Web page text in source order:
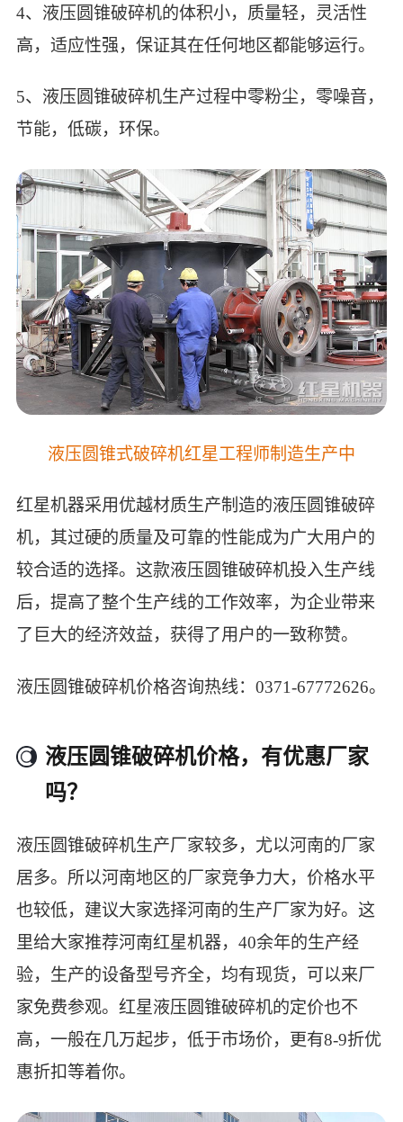
4、液压圆锥破碎机的体积小，质量轻，灵活性
高，适应性强，保证其在任何地区都能够运行。
5、液压圆锥破碎机生产过程中零粉尘，零噪音，
节能，低碳，环保。
液压圆锥式破碎机红星工程师制造生产中
红星机器采用优越材质生产制造的液压圆锥破碎
机，其过硬的质量及可靠的性能成为广大用户的
较合适的选择。这款液压圆锥破碎机投入生产线
后，提高了整个生产线的工作效率，为企业带来
了巨大的经济效益，获得了用户的一致称赞。
液压圆锥破碎机价格咨询热线：0371-67772626。
液压圆锥破碎机价格，有优惠厂家
吗？
液压圆锥破碎机生产厂家较多，尤以河南的厂家
居多。所以河南地区的厂家竞争力大，价格水平
也较低，建议大家选择河南的生产厂家为好。这
里给大家推荐河南红星机器，40余年的生产经
验，生产的设备型号齐全，均有现货，可以来厂
家免费参观。红星液压圆锥破碎机的定价也不
高，一般在几万起步，低于市场价，更有8-9折优
惠折扣等着你。